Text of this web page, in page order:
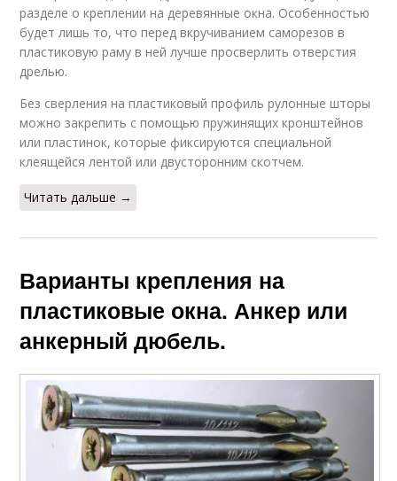
разделе о креплении на деревянные окна. Особенностью
будет лишь то, что перед вкручиванием саморезов в
пластиковую раму в ней лучше просверлить отверстия
дрелью.
Без сверления на пластиковый профиль рулонные шторы
можно закрепить с помощью пружинящих кронштейнов
или пластинок, которые фиксируются специальной
клеящейся лентой или двусторонним скотчем.
Читать дальше →
Варианты крепления на
пластиковые окна. Анкер или
анкерный дюбель.